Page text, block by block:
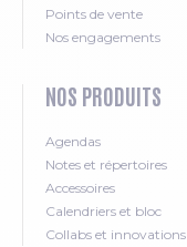
Points de vente
Nos engagements
NOS PRODUITS
Agendas
Notes et répertoires
Accessoires
Calendriers et bloc
Collabs et innovations